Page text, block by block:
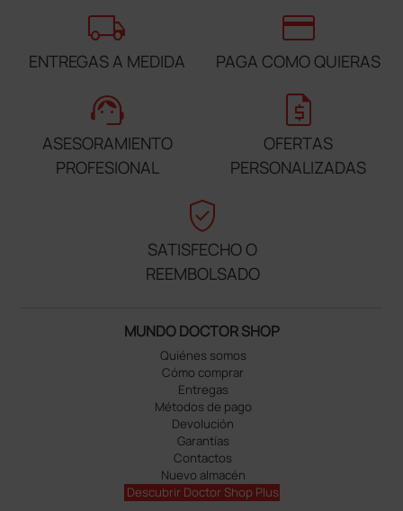
local_shipping
ENTREGAS A MEDIDA
credit_card
PAGA COMO QUIERAS
support_agent
ASESORAMIENTO
PROFESIONAL
request_quote
OFERTAS
PERSONALIZADAS
verified_user
SATISFECHO O
REEMBOLSADO
MUNDO DOCTOR SHOP
Quiénes somos
Cómo comprar
Entregas
Métodos de pago
Devolución
Garantías
Contactos
Nuevo almacén
Descubrir Doctor Shop Plus